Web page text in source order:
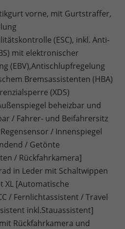
vorne, mit Gurtstraffer,
(ESC), inkl. Anti-
mit elektronischer
(EBV),Antischlupfregelung
Bremsassistenten (HBA)
(XDS)
beheizbar und
/ Fahrer- und Beifahrersitz
/ Innenspiegel
/ Getönte
/ Rückfahrkamera]
in Leder mit Schaltwippen
XL [Automatische
/ Fernlichtassistent / Travel
inkl.Stauassistent]
Rückfahrkamera und